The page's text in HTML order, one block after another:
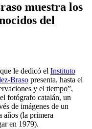
muestra los
del
le dedicó el Instituto
Braso presenta, hasta el
y el tiempo”,
fotógrafo catalán, un
de imágenes de un
años (la primera
en 1979).